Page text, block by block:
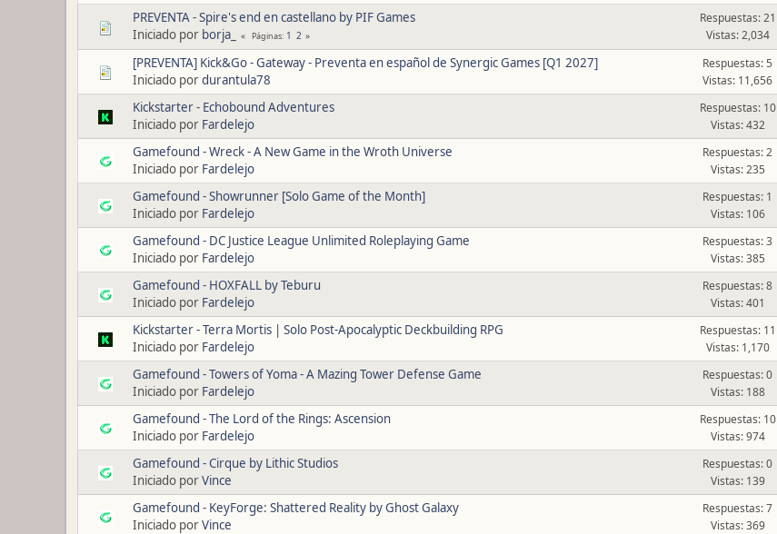
PREVENTA - Spire's end en castellano by PIF Games
Iniciado por borja_ Páginas 1 2
Respuestas: 21
Vistas: 2,034
[PREVENTA] Kick&Go - Gateway - Preventa en español de Synergic Games [Q1 2027]
Iniciado pordurantula78
Respuestas: 5
Vistas: 11,656
Kickstarter - Echobound Adventures
Iniciado por Fardelejo
Respuestas: 10
Vistas: 432
Gamefound - Wreck - A New Game in the Wroth Universe
Iniciado por Fardelejo
Respuestas: 2
Vistas: 235
Gamefound - Showrunner [Solo Game of the Month]
Iniciado por Fardelejo
Respuestas: 1
Vistas: 106
Gamefound - DC Justice League Unlimited Roleplaying Game
Iniciado por Fardelejo
Respuestas: 3
Vistas: 385
Gamefound - HOXFALL by Teburu
Iniciado por Fardelejo
Respuestas: 8
Vistas: 401
Kickstarter - Terra Mortis | Solo Post-Apocalyptic Deckbuilding RPG
Iniciado por Fardelejo
Respuestas: 11
Vistas: 1,170
Gamefound - Towers of Yoma - A Mazing Tower Defense Game
Iniciado por Fardelejo
Respuestas: 0
Vistas: 188
Gamefound - The Lord of the Rings: Ascension
Iniciado por Fardelejo
Respuestas: 10
Vistas: 974
Gamefound - Cirque by Lithic Studios
Iniciado porVince
Respuestas: 0
Vistas: 139
Gamefound - KeyForge: Shattered Reality by Ghost Galaxy
Iniciado porVince
Respuestas: 7
Vistas: 369